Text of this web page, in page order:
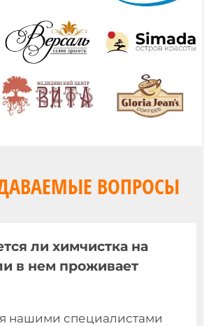
ВОПРОСЫ
ли химчистка на
в нем проживает
нашими специалистами